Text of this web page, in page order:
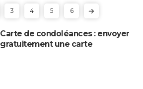
3 4 5 6
Carte de condoléances : envoyer
gratuitement une carte